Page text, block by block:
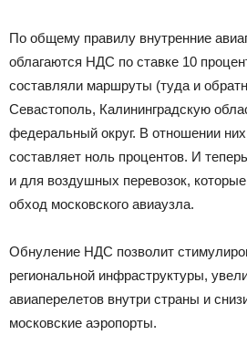
По общему правилу внутренние
облагаются НДС по ставке 10
составляли маршруты (туда и
Севастополь, Калининградскую
федеральный округ. В отношении
составляет ноль процентов. И
и для воздушных перевозок,
обход московского авиаузла.
Обнуление НДС позволит
региональной инфраструктуры,
авиаперелетов внутри страны и
московские аэропорты.